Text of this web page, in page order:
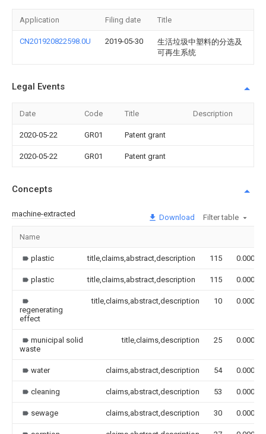
Application Filing date Title
CN201920822598.0U 2019-05-30
生活垃圾中塑料的分选及
可再生系统
Legal Events
Date Code Title Description
2020-05-22 GR01 Patent grant
2020-05-22 GR01 Patent grant
Concepts
machine-extracted Download Filter table
Name
plastic title,claims,abstract,description 115 0.000
plastic title,claims,abstract,description 115 0.000
regenerating
effect
title,claims,abstract,description 10 0.000
municipal solid
waste
title,claims,description 25 0.000
water claims,abstract,description 54 0.000
cleaning claims,abstract,description 53 0.000
sewage claims,abstract,description 30 0.000